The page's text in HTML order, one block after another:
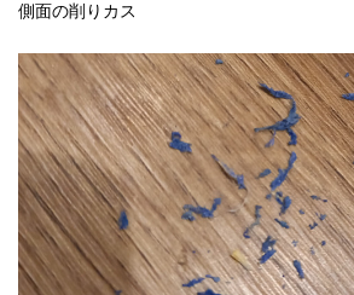
側面の削りカス